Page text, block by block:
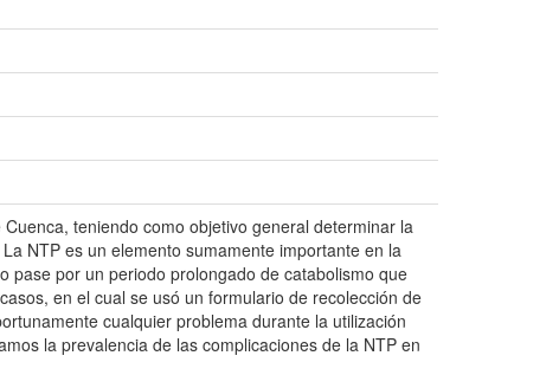
teniendo como objetivo general determinar la
NTP es un elemento sumamente importante en la
pase por un periodo prolongado de catabolismo que
en el cual se usó un formulario de recolección de
cualquier problema durante la utilización
la prevalencia de las complicaciones de la NTP en